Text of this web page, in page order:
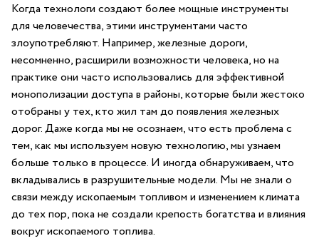
Когда технологи создают более мощные инструменты
для человечества, этими инструментами часто
злоупотребляют. Например, железные дороги,
несомненно, расширили возможности человека, но на
практике они часто использовались для эффективной
монополизации доступа в районы, которые были жестоко
отобраны у тех, кто жил там до появления железных
дорог. Даже когда мы не осознаем, что есть проблема с
тем, как мы используем новую технологию, мы узнаем
больше только в процессе. И иногда обнаруживаем, что
вкладывались в разрушительные модели. Мы не знали о
связи между ископаемым топливом и изменением климата
до тех пор, пока не создали крепость богатства и влияния
вокруг ископаемого топлива.